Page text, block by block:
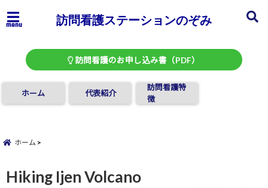
menu 訪問看護ステーションのぞみ
訪問看護のお申し込み書（PDF）
ホーム 代表紹介
訪問看護特
徴
ホーム
Hiking Ijen Volcano